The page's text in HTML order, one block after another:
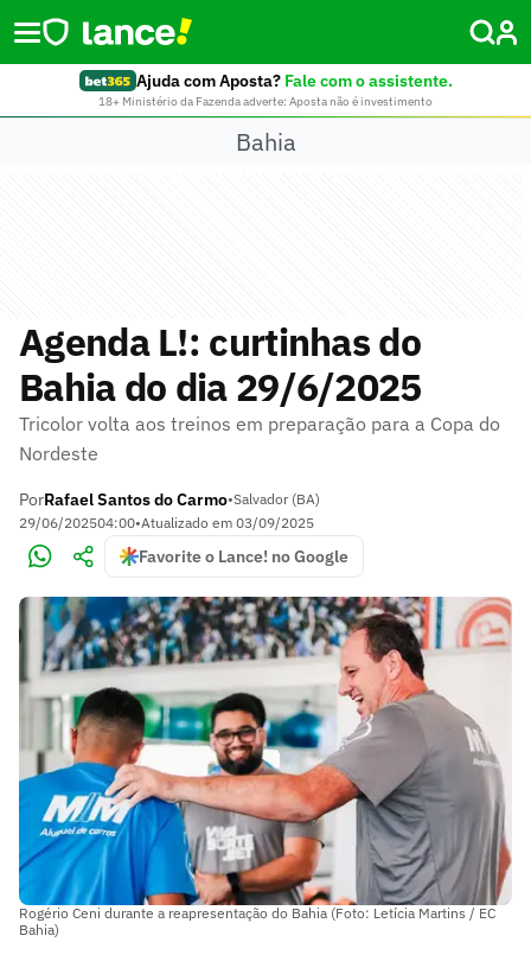
Ajuda com Aposta? Fale com o assistente.
18+ Ministério da Fazenda adverte: Aposta não é investimento
Bahia
Agenda L!: curtinhas do
Bahia do dia 29/6/2025
Tricolor volta aos treinos em preparação para a Copa do
Nordeste
PorRafael Santos do Carmo•Salvador (BA)
29/06/202504:00•Atualizado em 03/09/2025
Favorite o Lance! no Google
Rogério Ceni durante a reapresentação do Bahia (Foto: Letícia Martins / EC
Bahia)